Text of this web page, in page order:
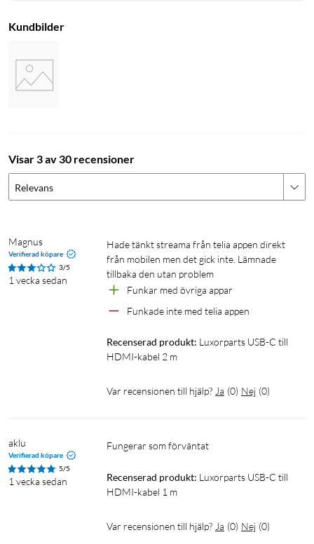
Kundbilder
Visar 3 av 30 recensioner
Relevans
Magnus
Verifierad köpare
3/5
1 vecka sedan
Hade tänkt streama från telia appen direkt
från mobilen men det gick inte. Lämnade
tillbaka den utan problem
Funkar med övriga appar
Funkade inte med telia appen
Recenserad produkt: Luxorparts USB-C till
HDMI-kabel 2 m
Var recensionen till hjälp? Ja (0) Nej (0)
aklu
Verifierad köpare
5/5
1 vecka sedan
Fungerar som förväntat
Recenserad produkt: Luxorparts USB-C till
HDMI-kabel 1 m
Var recensionen till hjälp? Ja (0) Nej (0)